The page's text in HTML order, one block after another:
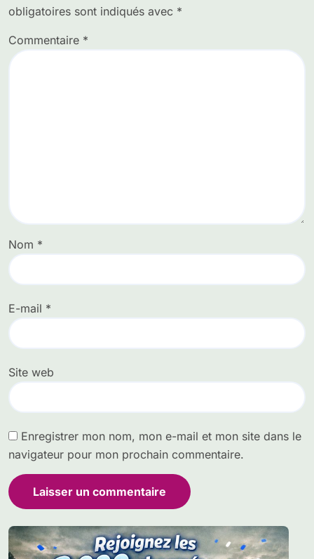
obligatoires sont indiqués avec *
Commentaire *
Nom *
E-mail *
Site web
Enregistrer mon nom, mon e-mail et mon site dans le
navigateur pour mon prochain commentaire.